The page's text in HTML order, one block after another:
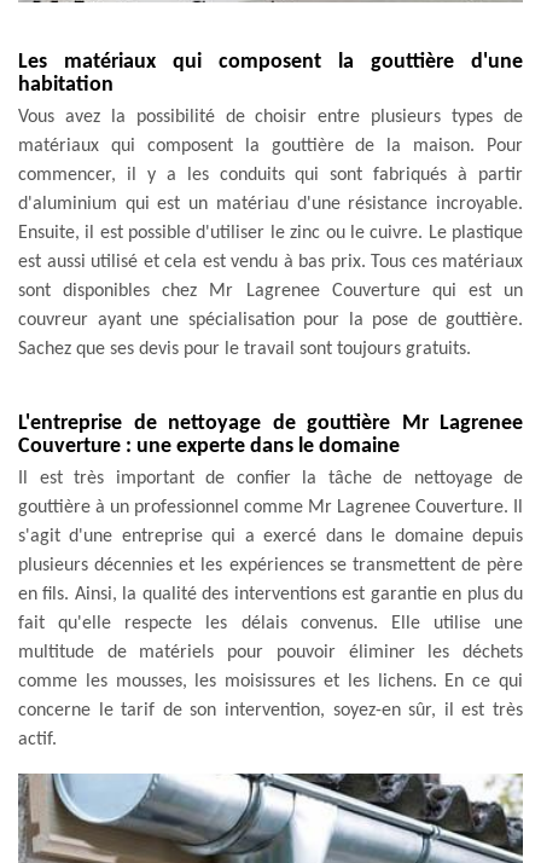
Les matériaux qui composent la gouttière d'une
habitation
Vous avez la possibilité de choisir entre plusieurs types de
matériaux qui composent la gouttière de la maison. Pour
commencer, il y a les conduits qui sont fabriqués à partir
d'aluminium qui est un matériau d'une résistance incroyable.
Ensuite, il est possible d'utiliser le zinc ou le cuivre. Le plastique
est aussi utilisé et cela est vendu à bas prix. Tous ces matériaux
sont disponibles chez Mr Lagrenee Couverture qui est un
couvreur ayant une spécialisation pour la pose de gouttière.
Sachez que ses devis pour le travail sont toujours gratuits.
L'entreprise de nettoyage de gouttière Mr Lagrenee
Couverture : une experte dans le domaine
Il est très important de confier la tâche de nettoyage de
gouttière à un professionnel comme Mr Lagrenee Couverture. Il
s'agit d'une entreprise qui a exercé dans le domaine depuis
plusieurs décennies et les expériences se transmettent de père
en fils. Ainsi, la qualité des interventions est garantie en plus du
fait qu'elle respecte les délais convenus. Elle utilise une
multitude de matériels pour pouvoir éliminer les déchets
comme les mousses, les moisissures et les lichens. En ce qui
concerne le tarif de son intervention, soyez-en sûr, il est très
actif.